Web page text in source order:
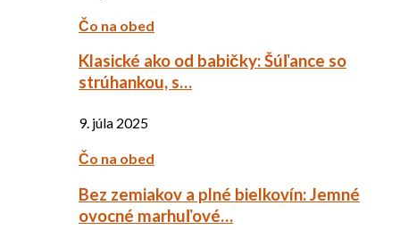
Čo na obed
Klasické ako od babičky: Šúľance so
strúhankou, s…
9. júla 2025
Čo na obed
Bez zemiakov a plné bielkovín: Jemné
ovocné marhuľové…